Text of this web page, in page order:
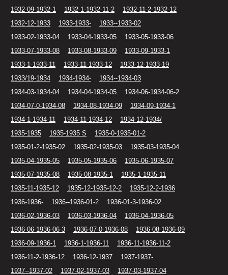
1932-09-1932-1
1932-1-1932-11-2
1932-11-2-1932-12
1932-12-1933
1933-1933-
1933--1933-02
1933-02-1933-04
1933-04-1933-05
1933-05-1933-06
1933-07-1933-08
1933-08-1933-09
1933-09-1933-1
1933-1-1933-11
1933-11-1933-12
1933-12-1933-19
1933/19-1934
1934-1934-
1934--1934-03
1934-03-1934-04
1934-04-1934-05
1934-06-1934-06-2
1934-07-0-1934-08
1934-08-1934-09
1934-09-1934-1
1934-1-1934-11
1934-11-1934-12
1934-12-1934/
1935-1935
1935-1935 S
1935-0-1935-01-2
1935-01-2-1935-02
1935-02-1935-03
1935-03-1935-04
1935-04-1935-05
1935-05-1935-06
1935-06-1935-07
1935-07-1935-08
1935-08-1935-1
1935-1-1935-11
1935-11-1935-12
1935-12-1935-12-2
1935-12-2-1936
1936-1936-
1936--1936-01-2
1936-01-3-1936-02
1936-02-1936-03
1936-03-1936-04
1936-04-1936-05
1936-06-1936-06-3
1936-07-0-1936-08
1936-08-1936-09
1936-09-1936-1
1936-1-1936-11
1936-11-1936-11-2
1936-11-2-1936-12
1936-12-1937
1937-1937-
1937--1937-02
1937-02-1937-03
1937-03-1937-04